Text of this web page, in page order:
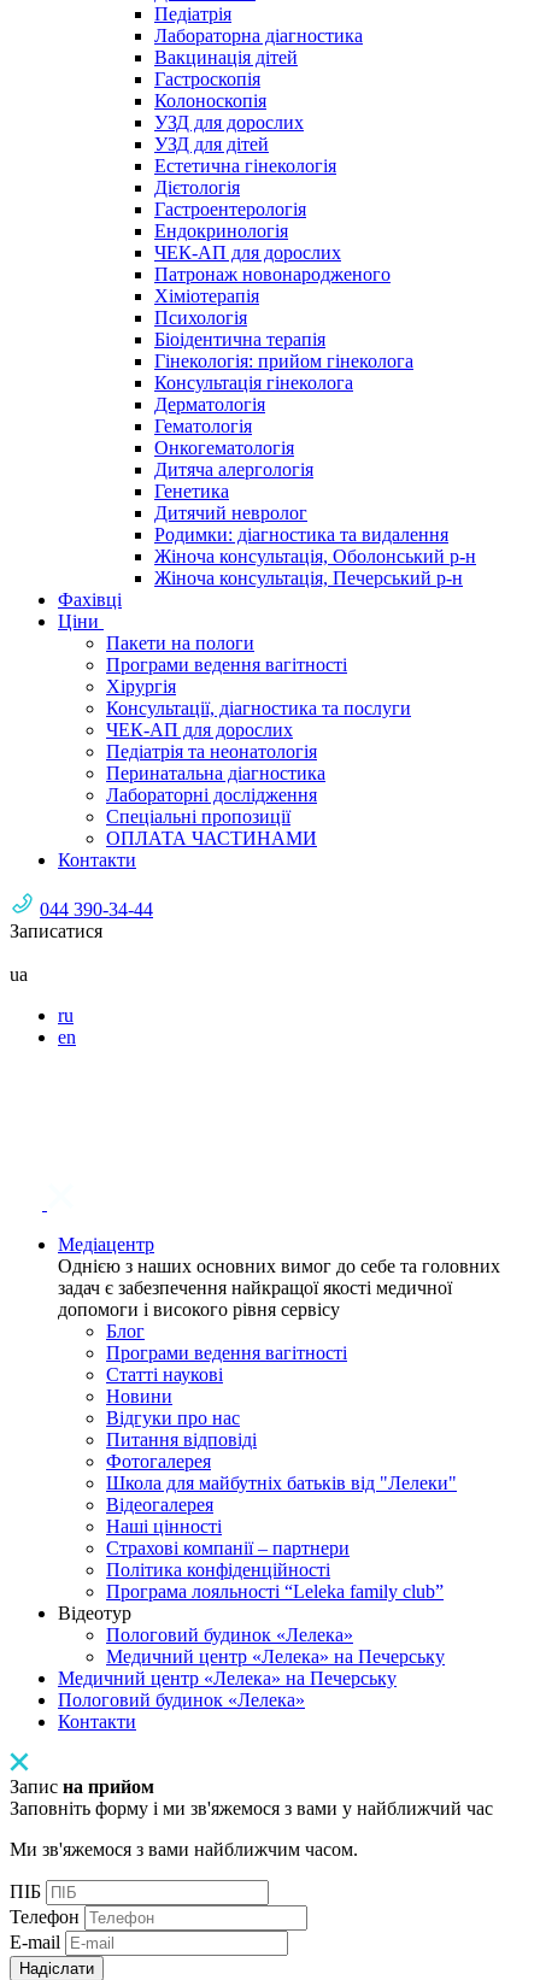
Педіатрія
Лабораторна діагностика
Вакцинація дітей
Гастроскопія
Колоноскопія
УЗД для дорослих
УЗД для дітей
Естетична гінекологія
Дієтологія
Гастроентерологія
Ендокринологія
ЧЕК-АП для дорослих
Патронаж новонародженого
Хіміотерапія
Психологія
Біоідентична терапія
Гінекологія: прийом гінеколога
Консультація гінеколога
Дерматологія
Гематологія
Онкогематологія
Дитяча алергологія
Генетика
Дитячий невролог
Родимки: діагностика та видалення
Жіноча консультація, Оболонський р-н
Жіноча консультація, Печерський р-н
Фахівці
Ціни
Пакети на пологи
Програми ведення вагітності
Хірургія
Консультації, діагностика та послуги
ЧЕК-АП для дорослих
Педіатрія та неонатологія
Перинатальна діагностика
Лабораторні дослідження
Спеціальні пропозиції
ОПЛАТА ЧАСТИНАМИ
Контакти
044 390-34-44
Записатися
ua
ru
en
Медіацентр
Однією з наших основних вимог до себе та головних
задач є забезпечення найкращої якості медичної
допомоги і високого рівня сервісу
Блог
Програми ведення вагітності
Статті наукові
Новини
Відгуки про нас
Питання відповіді
Фотогалерея
Школа для майбутніх батьків від "Лелеки"
Відеогалерея
Наші цінності
Страхові компанії – партнери
Політика конфіденційності
Програма лояльності “Leleka family club”
Відеотур
Пологовий будинок «Лелека»
Медичний центр «Лелека» на Печерську
Медичний центр «Лелека» на Печерську
Пологовий будинок «Лелека»
Контакти
Запис на прийом
Заповніть форму і ми зв'яжемося з вами у найближчий час
Ми зв'яжемося з вами найближчим часом.
ПІБ
Телефон
E-mail
Надіслати